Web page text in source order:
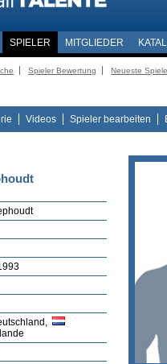
SPIELER MITGLIEDER
Spieler Bewertung Neueste
Videos Spieler bearbeiten